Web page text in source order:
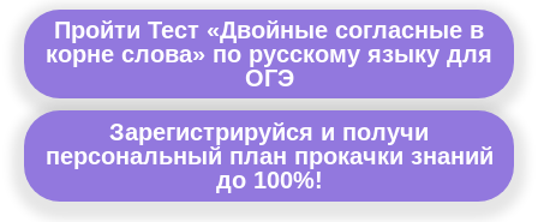
Пройти Тест «Двойные согласные в
корне слова» по русскому языку для
ОГЭ
Зарегистрируйся и получи
персональный план прокачки знаний
до 100%!